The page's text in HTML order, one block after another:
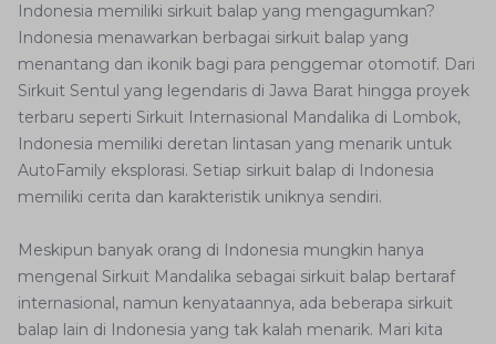
Indonesia memiliki sirkuit balap yang mengagumkan?
Indonesia menawarkan berbagai sirkuit balap yang
menantang dan ikonik bagi para penggemar otomotif. Dari
Sirkuit Sentul yang legendaris di Jawa Barat hingga proyek
terbaru seperti Sirkuit Internasional Mandalika di Lombok,
Indonesia memiliki deretan lintasan yang menarik untuk
AutoFamily eksplorasi. Setiap sirkuit balap di Indonesia
memiliki cerita dan karakteristik uniknya sendiri.
Meskipun banyak orang di Indonesia mungkin hanya
mengenal Sirkuit Mandalika sebagai sirkuit balap bertaraf
internasional, namun kenyataannya, ada beberapa sirkuit
balap lain di Indonesia yang tak kalah menarik. Mari kita